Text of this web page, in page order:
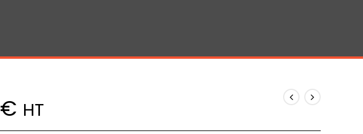
search
€ HT